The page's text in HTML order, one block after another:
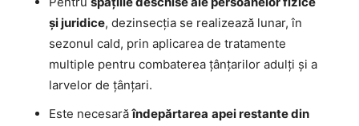
şi juridice, dezinsecția se realizează lunar, în
sezonul cald, prin aplicarea de tratamente
multiple pentru combaterea ţânţarilor adulţi şi a
larvelor de ţânţari.
Este necesarăîndepărtarea apei restante din